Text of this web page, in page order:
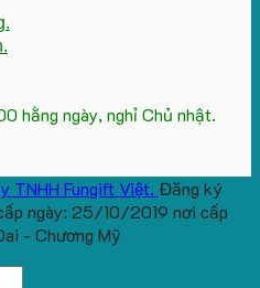
hằng ngày, nghỉ Chủ nhật.
TNHH Fungift Việt. Đăng ký
ngày: 25/10/2019 nơi cấp
- Chương Mỹ